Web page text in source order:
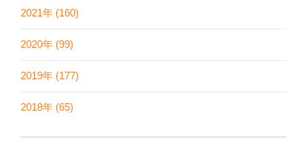
2021年 (160)
2020年 (99)
2019年 (177)
2018年 (65)